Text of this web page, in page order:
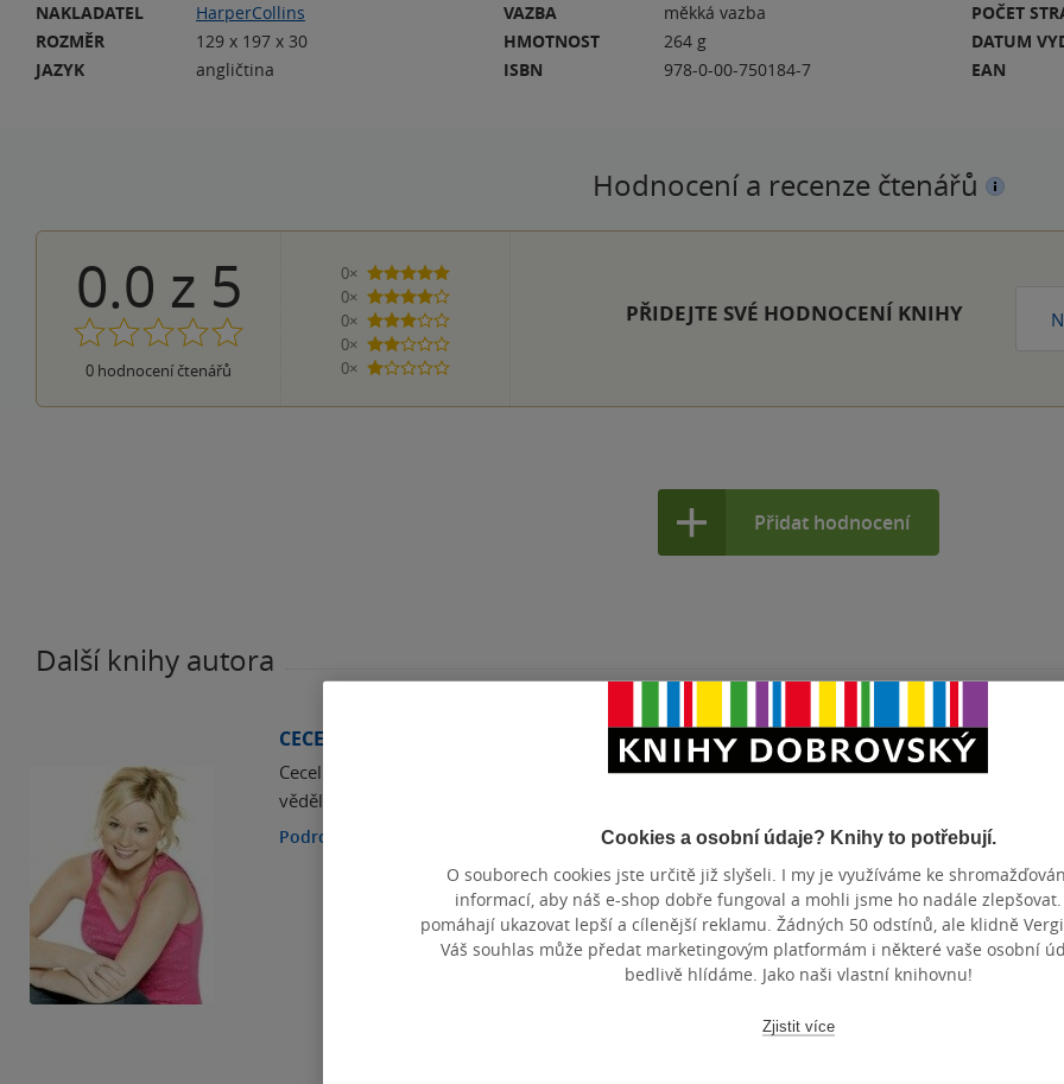
NAKLADATEL
HarperCollins
ROZMĚR
129 x 197 x 30
JAZYK
angličtina
VAZBA
měkká vazba
HMOTNOST
264 g
ISBN
978-0-00-750184-7
POČET
DATUM
EAN
Hodnocení a recenze čtenářů
0.0 z 5
0 hodnocení čtenářů
0×
5 hvězdiček
0×
4 hvězdičky
0×
3 hvězdičky
0×
2 hvězdičky
0×
1 hvezdička
PŘIDEJTE SVÉ HODNOCENÍ KNIHY
Přidat hodnocení
Další knihy autora
CECELIA AHERN
Cecelia Ahern vystudovala žurnalistiku a mediální studia, ale odjakživa
věděla, že její vášní je psaní fiktivních příběhů, nikoliv novinařina.
Podrobnosti Cookies a osobní údaje? Knihy to potřebují.
O souborech cookies jste určitě již slyšeli. I my je využíváme ke
informací, aby náš e-shop dobře fungoval a mohli jsme ho nadále zlepšovat.
pomáhají ukazovat lepší a cílenější reklamu. Žádných 50 odstínů, ale klidně
Váš souhlas může předat marketingovým platformám i některé vaše osobní
bedlivě hlídáme. Jako naši vlastní knihovnu!
Zjistit více